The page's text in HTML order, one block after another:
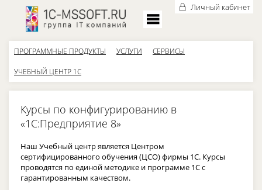
Личный кабинет
ПРОГРАММНЫЕ ПРОДУКТЫ УСЛУГИ СЕРВИСЫ
УЧЕБНЫЙ ЦЕНТР 1С
Курсы по конфигурированию в
«1С:Предприятие 8»
Наш Учебный центр является Центром
сертифицированного обучения (ЦСО) фирмы 1С. Курсы
проводятся по единой методике и программе 1С с
гарантированным качеством.